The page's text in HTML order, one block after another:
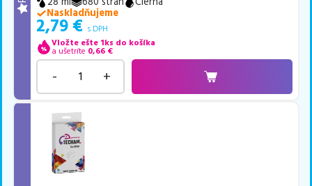
Naskladňujeme
2,79 € s DPH
Vložte ešte 1ks do košíka
a ušetríte 0,66 €
- +